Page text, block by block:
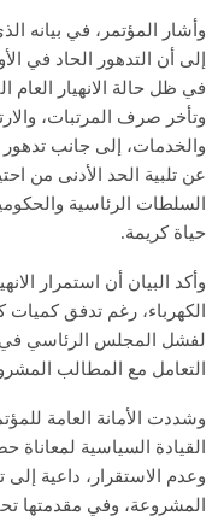
وأشار المؤتمر، في بيانه
إلى أن التدهور الحاد في
في ظل حالة الانهيار العام
وتأخر صرف المرتبات،
والخدمات، إلى جانب تدهور
عن تلبية الحد الأدنى من
السلطات الرئاسية
حياة كريمة.
وأكد البيان أن استمرار
الكهرباء، رغم تدفق
لفشل المجلس الرئاسي في
التعامل مع المطالب
وشددت الأمانة العامة
القيادة السياسية
وعدم الاستقرار، داعية
المشروعة، وفي مقدمتها